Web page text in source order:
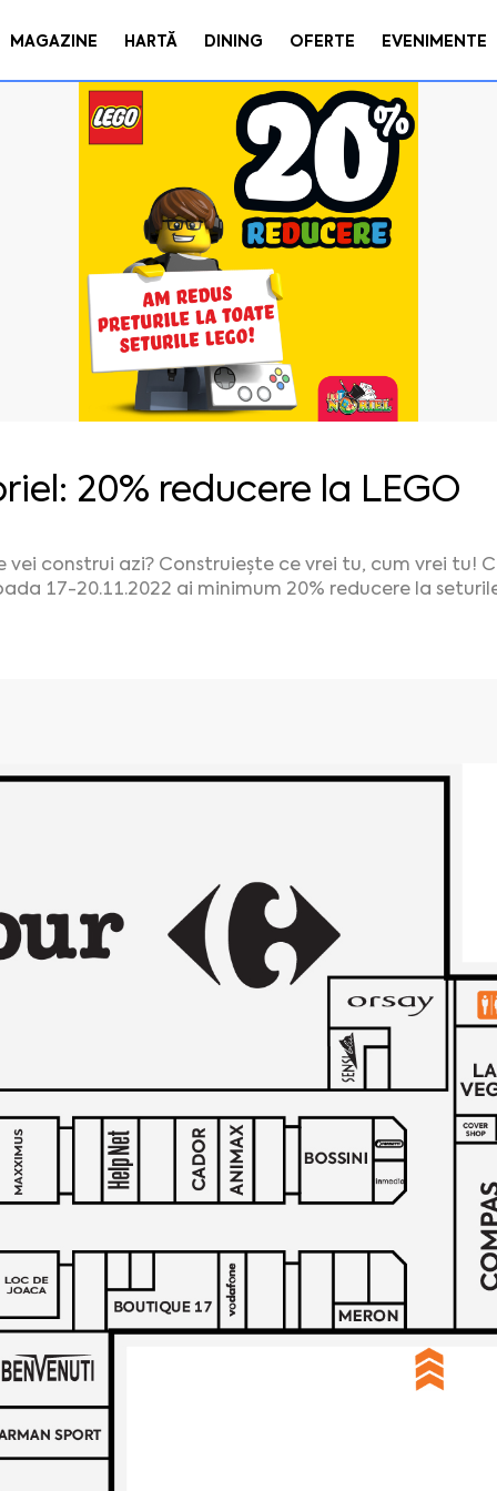
MAGAZINE HARTĂ DINING OFERTE EVENIMENTE
20% reducere la LEGO
vei construi azi? Construiește ce vrei tu, cum vrei tu!
17-20.11.2022 ai minimum 20% reducere la